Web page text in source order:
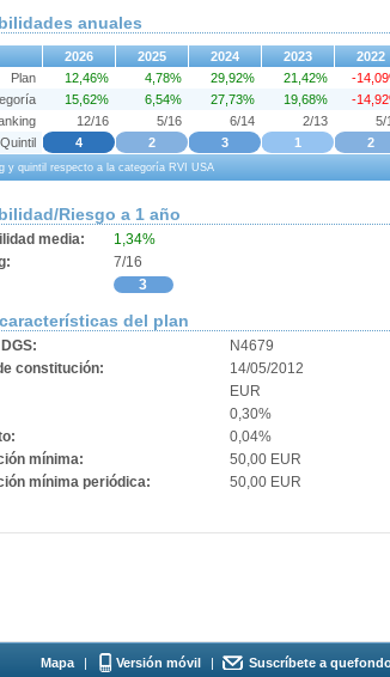
anuales
2026 2025 2024 2023 2022
y quintil respecto a la categoría RVI USA
Plan 12,46% 4,78% 29,92% 21,42%
-
15,62% 6,54% 27,73% 19,68%
-
12/16 5/16 6/14 2/13
5/
Quintil
4 2 3 1 2
Riesgo a 1 año
media:
1,34%
7/16
3
del plan
N4679
constitución:
14/05/2012
EUR
0,30%
0,04%
mínima:
50,00 EUR
mínima periódica:
50,00 EUR
Mapa | Versión móvil | Suscríbete a